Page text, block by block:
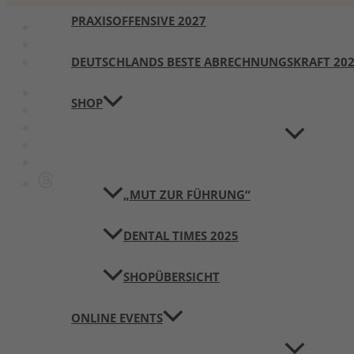
PRAXISOFFENSIVE 2027
DEUTSCHLANDS BESTE ABRECHNUNGSKRAFT
SHOP
„MUT ZUR FÜHRUNG“
DENTAL TIMES 2025
SHOPÜBERSICHT
ONLINE EVENTS